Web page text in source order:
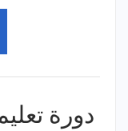
دورة